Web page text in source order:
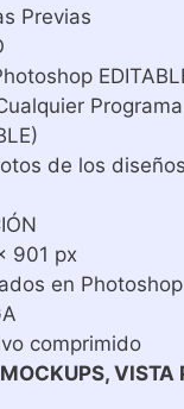
Previas
de los
901 px
en Photoshop
comprimido
VISTA